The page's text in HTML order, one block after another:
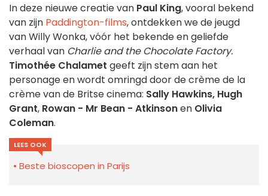
In deze nieuwe creatie van Paul King, vooral bekend
van zijn Paddington-films, ontdekken we de jeugd
van Willy Wonka, vóór het bekende en geliefde
verhaal van Charlie and the Chocolate Factory.
Timothée Chalamet geeft zijn stem aan het
personage en wordt omringd door de crème de la
crème van de Britse cinema: Sally Hawkins, Hugh
Grant, Rowan - Mr Bean - Atkinsonen Olivia
Coleman.
LEES OOK
Beste bioscopen in Parijs